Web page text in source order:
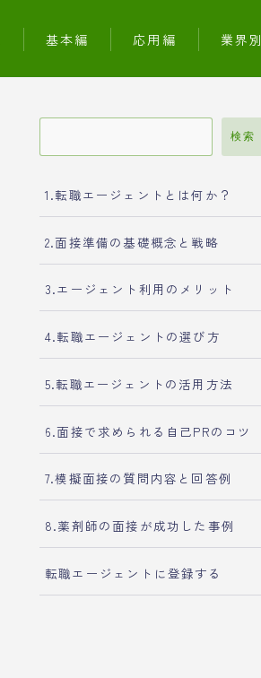
基本編 応用編 業界別
検索
1.転職エージェントとは何か？
2.面接準備の基礎概念と戦略
3.エージェント利用のメリット
4.転職エージェントの選び方
5.転職エージェントの活用方法
6.面接で求められる自己PRのコツ
7.模擬面接の質問内容と回答例
8.薬剤師の面接が成功した事例
転職エージェントに登録する